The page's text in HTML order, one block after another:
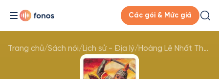
Các gói & Mức giá
Trang chủ/Sách nói/Lịch sử - Địa lý/ Hoàng Lê Nhất Thống Chí Diễn Nghĩa